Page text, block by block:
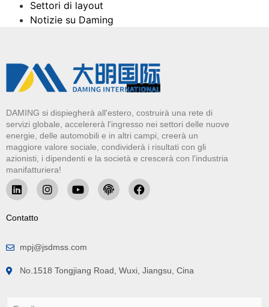
Settori di layout
Notizie su Daming
DAMING si dispiegherà all'estero, costruirà una rete di
servizi globale, accelererà l'ingresso nei settori delle nuove
energie, delle automobili e in altri campi, creerà un
maggiore valore sociale, condividerà i risultati con gli
azionisti, i dipendenti e la società e crescerà con l'industria
manifatturiera!
Contatto
mpj@jsdmss.com
No.1518 Tongjiang Road, Wuxi, Jiangsu, Cina